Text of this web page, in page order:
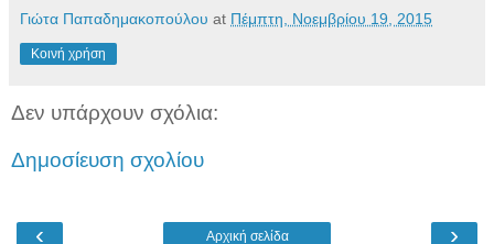
Γιώτα Παπαδημακοπούλου at Πέμπτη, Νοεμβρίου 19, 2015
Κοινή χρήση
Δεν υπάρχουν σχόλια:
Δημοσίευση σχολίου
‹ ›
Αρχική σελίδα